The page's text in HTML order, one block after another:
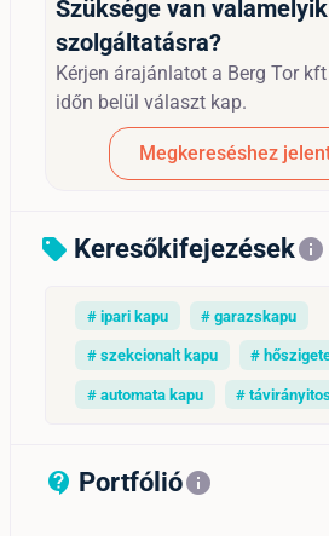
Szüksége van valamelyik
szolgáltatásra?
Kérjen árajánlatot a Berg Tor
időn belül választ kap.
Megkereséshez
sell Keresőkifejezésekinfo
# ipari kapu # garazskapu
# szekcionalt kapu #
# automata kapu #
contact_support_outline
Portfólióinfo